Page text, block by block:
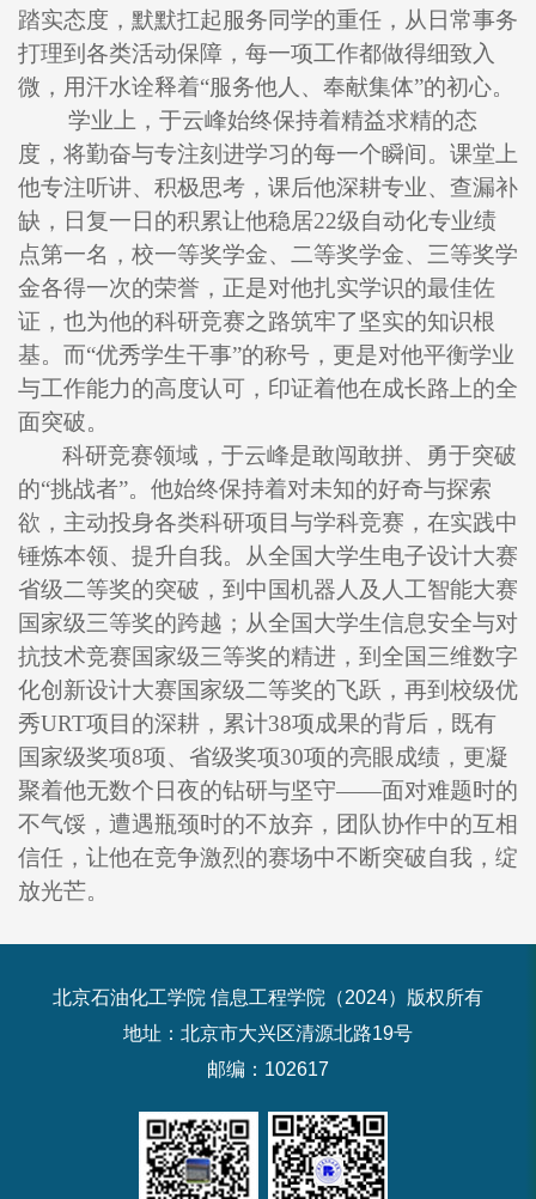
踏实态度，默默扛起服务同学的重任，从日常事务
打理到各类活动保障，每一项工作都做得细致入
微，用汗水诠释着“服务他人、奉献集体”的初心。
学业上，于云峰始终保持着精益求精的态
度，将勤奋与专注刻进学习的每一个瞬间。课堂上
他专注听讲、积极思考，课后他深耕专业、查漏补
缺，日复一日的积累让他稳居22级自动化专业绩
点第一名，校一等奖学金、二等奖学金、三等奖学
金各得一次的荣誉，正是对他扎实学识的最佳佐
证，也为他的科研竞赛之路筑牢了坚实的知识根
基。而“优秀学生干事”的称号，更是对他平衡学业
与工作能力的高度认可，印证着他在成长路上的全
面突破。
科研竞赛领域，于云峰是敢闯敢拼、勇于突破
的“挑战者”。他始终保持着对未知的好奇与探索
欲，主动投身各类科研项目与学科竞赛，在实践中
锤炼本领、提升自我。从全国大学生电子设计大赛
省级二等奖的突破，到中国机器人及人工智能大赛
国家级三等奖的跨越；从全国大学生信息安全与对
抗技术竞赛国家级三等奖的精进，到全国三维数字
化创新设计大赛国家级二等奖的飞跃，再到校级优
秀URT项目的深耕，累计38项成果的背后，既有
国家级奖项8项、省级奖项30项的亮眼成绩，更凝
聚着他无数个日夜的钻研与坚守——面对难题时的
不气馁，遭遇瓶颈时的不放弃，团队协作中的互相
信任，让他在竞争激烈的赛场中不断突破自我，绽
放光芒。
北京石油化工学院 信息工程学院（2024）版权所有
地址：北京市大兴区清源北路19号
邮编：102617